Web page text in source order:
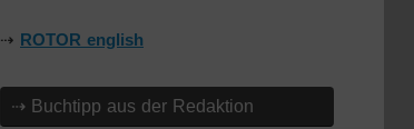
⇢ ROTOR english
⇢ Buchtipp aus der Redaktion